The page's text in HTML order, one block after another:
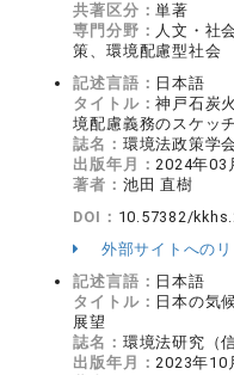
共著区分：単著
専門分野： 人文・社
策、環境配慮型社会
記述言語： 日本語
タイトル：神戸石炭
境配慮義務のスケッチ
誌名： 環境法政策学
出版年月：2024年03
著者： 池田 直樹
DOI： 10.57382/
外部サイトへの
記述言語： 日本語
タイトル： 日本の気
展望
誌名： 環境法研究（
出版年月：2023年10